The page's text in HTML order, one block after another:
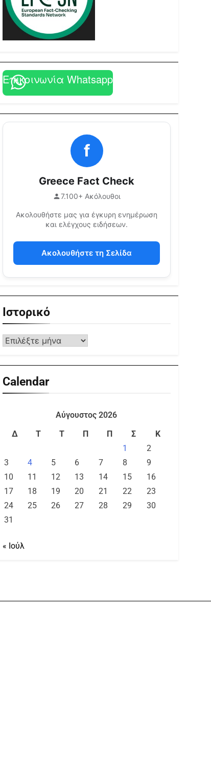
Επικοινωνία Whatsapp
f
Greece Fact Check
7.100+ Ακόλουθοι
Ακολουθήστε μας για έγκυρη ενημέρωση
και ελέγχους ειδήσεων.
Ακολουθήστε τη Σελίδα
Ιστορικό
Calendar
Αύγουστος 2026
Δ
Τ Τ Π Π Σ
Κ
1
2
3
4 5 6 7 8
9
10
11 12 13 14 15
16
17
18 19 20 21 22
23
24
25 26 27 28 29
30
31
« Ιούλ